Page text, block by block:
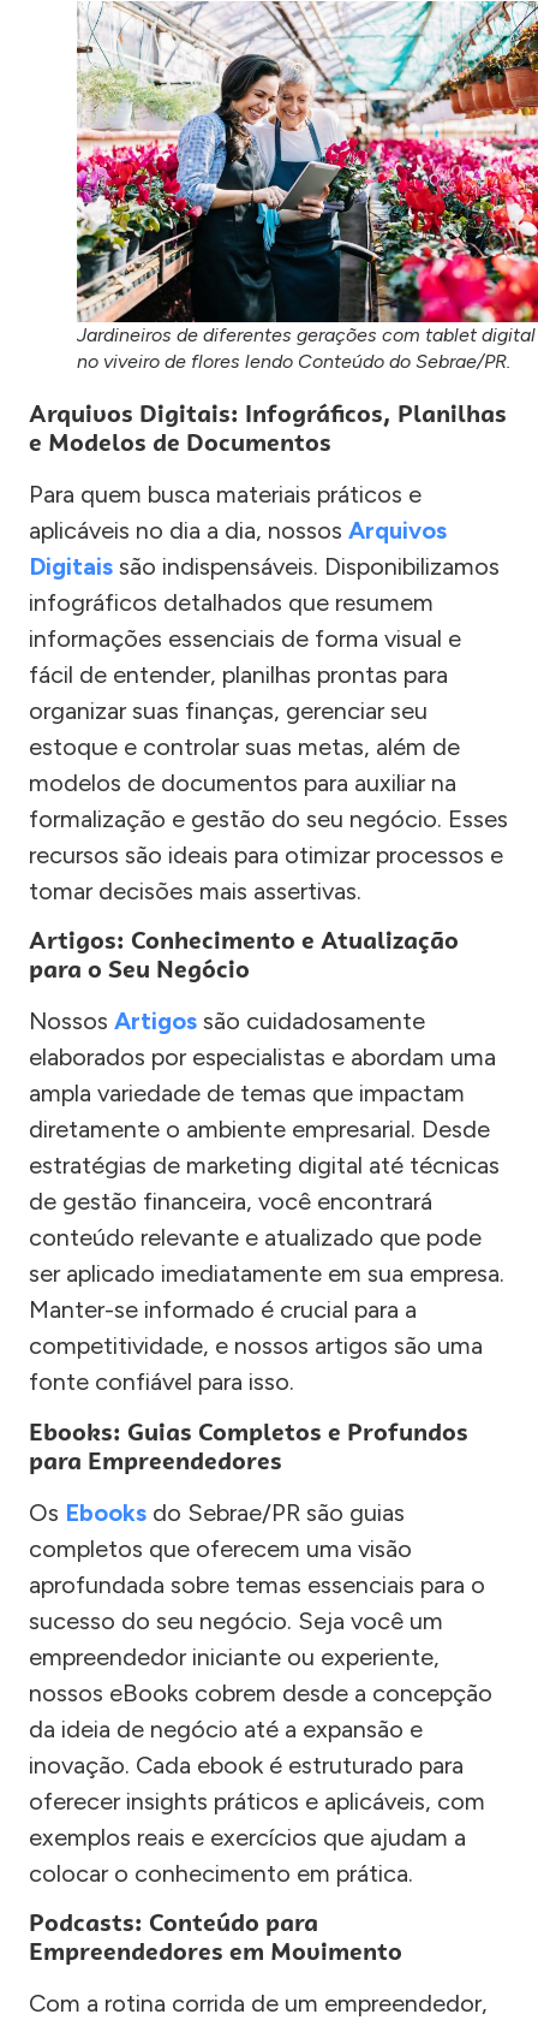
Jardineiros de diferentes gerações com tablet digital
no viveiro de flores lendo Conteúdo do Sebrae/PR.
Arquivos Digitais: Infográficos, Planilhas
e Modelos de Documentos
Para quem busca materiais práticos e
aplicáveis no dia a dia, nossos Arquivos
Digitais são indispensáveis. Disponibilizamos
infográficos detalhados que resumem
informações essenciais de forma visual e
fácil de entender, planilhas prontas para
organizar suas finanças, gerenciar seu
estoque e controlar suas metas, além de
modelos de documentos para auxiliar na
formalização e gestão do seu negócio. Esses
recursos são ideais para otimizar processos e
tomar decisões mais assertivas.
Artigos: Conhecimento e Atualização
para o Seu Negócio
Nossos Artigos são cuidadosamente
elaborados por especialistas e abordam uma
ampla variedade de temas que impactam
diretamente o ambiente empresarial. Desde
estratégias de marketing digital até técnicas
de gestão financeira, você encontrará
conteúdo relevante e atualizado que pode
ser aplicado imediatamente em sua empresa.
Manter-se informado é crucial para a
competitividade, e nossos artigos são uma
fonte confiável para isso.
Ebooks: Guias Completos e Profundos
para Empreendedores
Os Ebooks do Sebrae/PR são guias
completos que oferecem uma visão
aprofundada sobre temas essenciais para o
sucesso do seu negócio. Seja você um
empreendedor iniciante ou experiente,
nossos eBooks cobrem desde a concepção
da ideia de negócio até a expansão e
inovação. Cada ebook é estruturado para
oferecer insights práticos e aplicáveis, com
exemplos reais e exercícios que ajudam a
colocar o conhecimento em prática.
Podcasts: Conteúdo para
Empreendedores em Movimento
Com a rotina corrida de um empreendedor,